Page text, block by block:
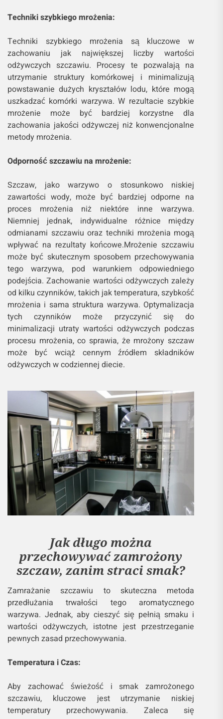
Techniki szybkiego mrożenia:
Techniki szybkiego mrożenia są kluczowe w
zachowaniu jak największej liczby wartości
odżywczych szczawiu. Procesy te pozwalają na
utrzymanie struktury komórkowej i minimalizują
powstawanie dużych kryształów lodu, które mogą
uszkadzać komórki warzywa. W rezultacie szybkie
mrożenie może być bardziej korzystne dla
zachowania jakości odżywczej niż konwencjonalne
metody mrożenia.
Odporność szczawiu na mrożenie:
Szczaw, jako warzywo o stosunkowo niskiej
zawartości wody, może być bardziej odporne na
proces mrożenia niż niektóre inne warzywa.
Niemniej jednak, indywidualne różnice między
odmianami szczawiu oraz techniki mrożenia mogą
wpływać na rezultaty końcowe.Mrożenie szczawiu
może być skutecznym sposobem przechowywania
tego warzywa, pod warunkiem odpowiedniego
podejścia. Zachowanie wartości odżywczych zależy
od kilku czynników, takich jak temperatura, szybkość
mrożenia i sama struktura warzywa. Optymalizacja
tych czynników może przyczynić się do
minimalizacji utraty wartości odżywczych podczas
procesu mrożenia, co sprawia, że mrożony szczaw
może być wciąż cennym źródłem składników
odżywczych w codziennej diecie.
Jak długo można
przechowywać zamrożony
szczaw, zanim straci smak?
Zamrażanie szczawiu to skuteczna metoda
przedłużania trwałości tego aromatycznego
warzywa. Jednak, aby cieszyć się pełnią smaku i
wartości odżywczych, istotne jest przestrzeganie
pewnych zasad przechowywania.
Temperatura i Czas:
Aby zachować świeżość i smak zamrożonego
szczawiu, kluczowe jest utrzymanie niskiej
temperatury przechowywania. Zaleca się